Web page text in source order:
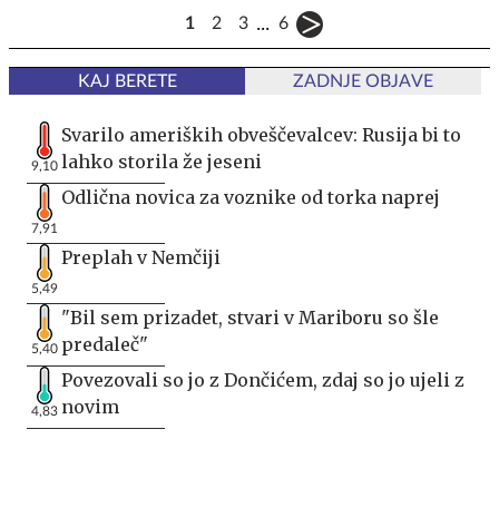
1 2 3 ... 6
KAJ BERETE ZADNJE OBJAVE
9,10
Svarilo ameriških obveščevalcev: Rusija bi to
lahko storila že jeseni
7,91
Odlična novica za voznike od torka naprej
5,49
Preplah v Nemčiji
5,40
"Bil sem prizadet, stvari v Mariboru so šle
predaleč"
4,83
Povezovali so jo z Dončićem, zdaj so jo ujeli z
novim